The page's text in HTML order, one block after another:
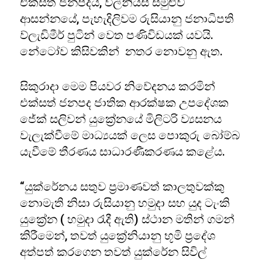
ආසන්නයේ, පැහැදිලිවම රුසියානු ජනාධිපති
ව්ලැඩිමීර් පුටින් වෙත පණිවිඩයක් යවයි.
නේටෝව කිසිවකින් නතර නොවනු ඇත.
සිකුරාදා මෙම පියවර නිවේදනය කරමින්
එක්සත් ජනපද ජාතික ආරක්ෂක උපදේශක
ජේක් සලිවන් යුක්‍රේනයේ මිලිටරි ව්‍යසනය
වැලැක්වීමේ මාධ්‍යයක් ලෙස පොකුරු බෝම්බ
යැවීමේ තීරණය සාධාරණීකරණය කළේය.
“යුක්රේනය සතුව ප්‍රමාණවත් කාලතුවක්කු
නොමැති නිසා රුසියානු හමුදා සහ යුද ටැංකි
යුක්‍රේන ( හමුදා රැදී ඇති) ස්ථාන මතින් ගමන්
කිරීමෙන්, තවත් යුක්‍රේනියානු භූමි ප්‍රදේශ
අත්පත් කරගෙන තවත් යුක්රේන සිවිල්